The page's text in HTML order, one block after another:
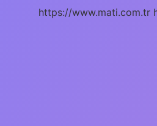
https://www.mati.com.tr